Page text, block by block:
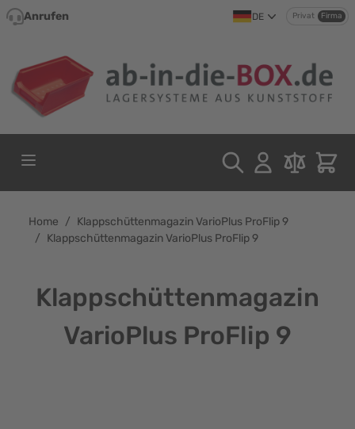
Direkt zum Inhalt
Anrufen DE Privat Firma
Home / Klappschüttenmagazin VarioPlus ProFlip 9
/ Klappschüttenmagazin VarioPlus ProFlip 9
Klappschüttenmagazin
VarioPlus ProFlip 9